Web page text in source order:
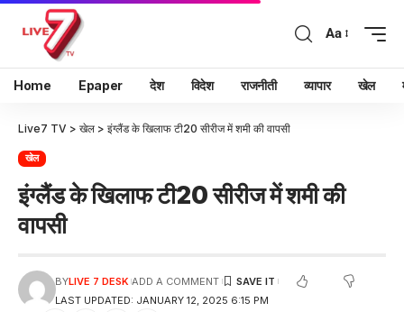
Aa
Home Epaper देश विदेश राजनीती व्यापार खेल
Live7 TV > खेल > इंग्लैंड के खिलाफ टी20 सीरीज में शमी की वापसी
खेल
इंग्लैंड के खिलाफ टी20 सीरीज में शमी की
वापसी
LAST UPDATED: JANUARY 12, 2025 6:15 PM
BYLIVE 7 DESK ADD A COMMENT